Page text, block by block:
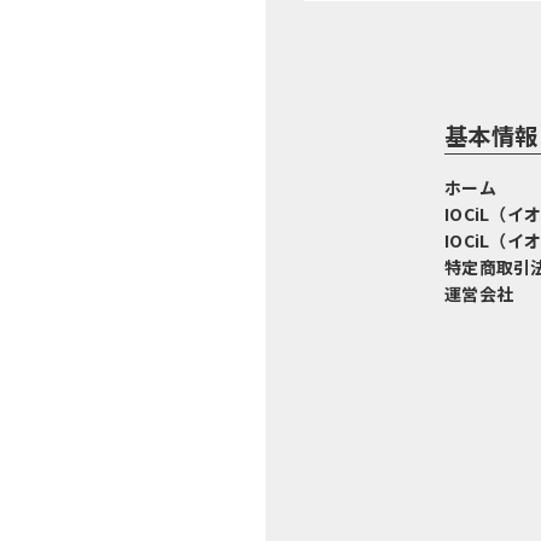
基本情報
ホーム
IOCiL（イ
IOCiL（イ
特定商取引
運営会社